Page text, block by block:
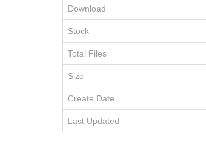
Download
Stock
Total Files
Size
Create Date
Last Updated